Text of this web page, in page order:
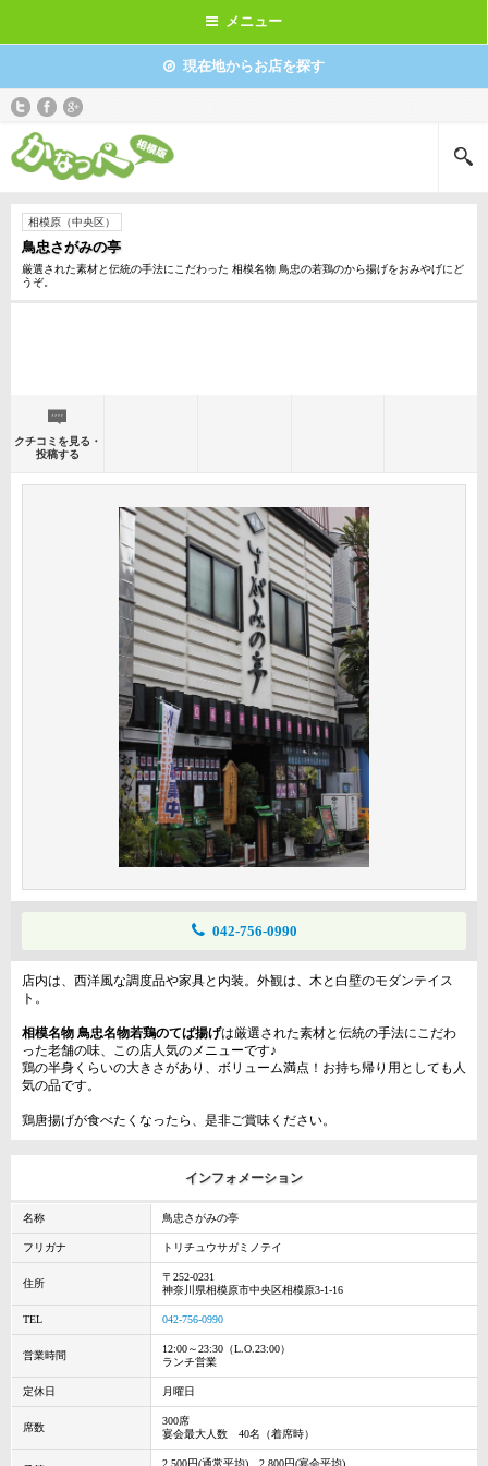
メニュー
現在地からお店を探す
相模原（中央区）
鳥忠さがみの亭
厳選された素材と伝統の手法にこだわった 相模名物 鳥忠の若鶏のから揚げをおみやげにど
うぞ。
クチコミを見る・
投稿する
042-756-0990
店内は、西洋風な調度品や家具と内装。外観は、木と白壁のモダンテイス
ト。
相模名物 鳥忠名物若鶏のてば揚げは厳選された素材と伝統の手法にこだわ
った老舗の味、この店人気のメニューです♪
鶏の半身くらいの大きさがあり、ボリューム満点！お持ち帰り用としても人
気の品です。
鶏唐揚げが食べたくなったら、是非ご賞味ください。
インフォメーション
名称 鳥忠さがみの亭
フリガナ トリチュウサガミノテイ
住所
〒252-0231
神奈川県相模原市中央区相模原3-1-16
TEL 042-756-0990
営業時間
12:00～23:30（L.O.23:00）
ランチ営業
定休日 月曜日
席数
300席
宴会最大人数 40名（着席時）
2,500円(通常平均)、2,800円(宴会平均)